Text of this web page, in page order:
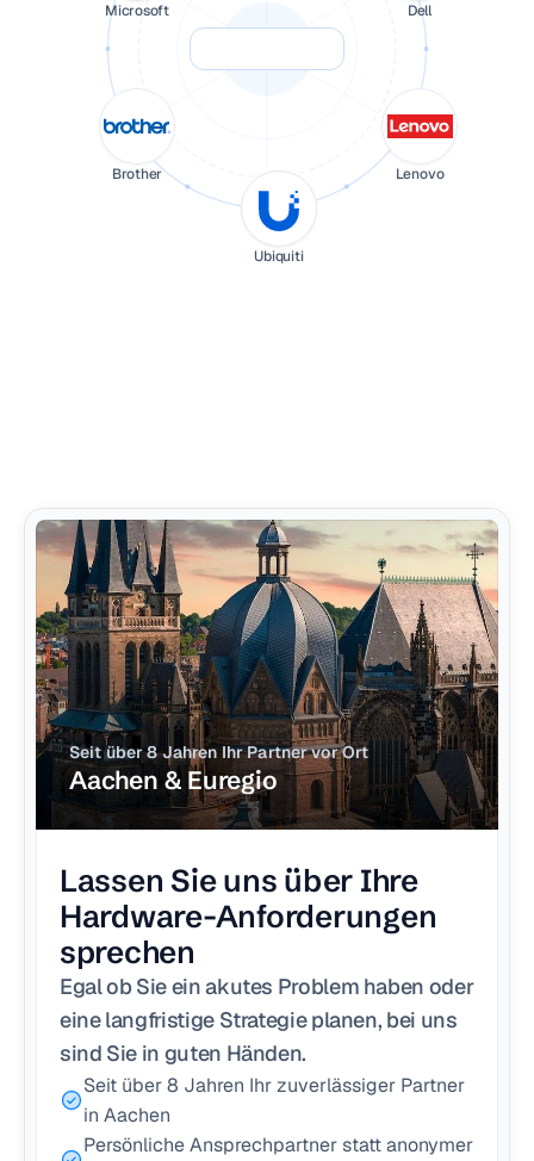
Dell
Lenovo
Ubiquiti
Brother
Microsoft
Seit über 8 Jahren Ihr Partner vor Ort
Aachen & Euregio
Lassen Sie uns über Ihre
Hardware-Anforderungen
sprechen
Egal ob Sie ein akutes Problem haben oder
eine langfristige Strategie planen, bei uns
sind Sie in guten Händen.
Seit über 8 Jahren Ihr zuverlässiger Partner
in Aachen
Persönliche Ansprechpartner statt anonymer